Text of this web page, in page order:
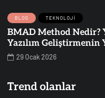
BLOG TEKNOLOJI
BMAD Method Nedir?
Yazılım Geliştirmenin
29 Ocak 2026
Trend olanlar